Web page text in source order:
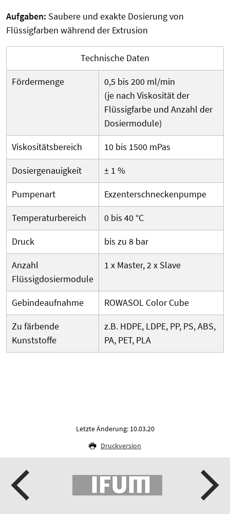
Aufgaben: Saubere und exakte Dosierung von
Flüssigfarben während der Extrusion
Technische Daten
Fördermenge
0,5 bis 200 ml/min
(je nach Viskosität der
Flüssigfarbe und Anzahl der
Dosiermodule)
Viskositätsbereich
10 bis 1500 mPas
Dosiergenauigkeit
± 1 %
Pumpenart
Exzenterschneckenpumpe
Temperaturbereich
0 bis 40 °C
Druck
bis zu 8 bar
Anzahl
Flüssigdosiermodule
1 x Master, 2 x Slave
Gebindeaufnahme
ROWASOL Color Cube
Zu färbende
Kunststoffe
z.B. HDPE, LDPE, PP, PS, ABS,
PA, PET, PLA
Letzte Änderung: 10.03.20
Druckversion